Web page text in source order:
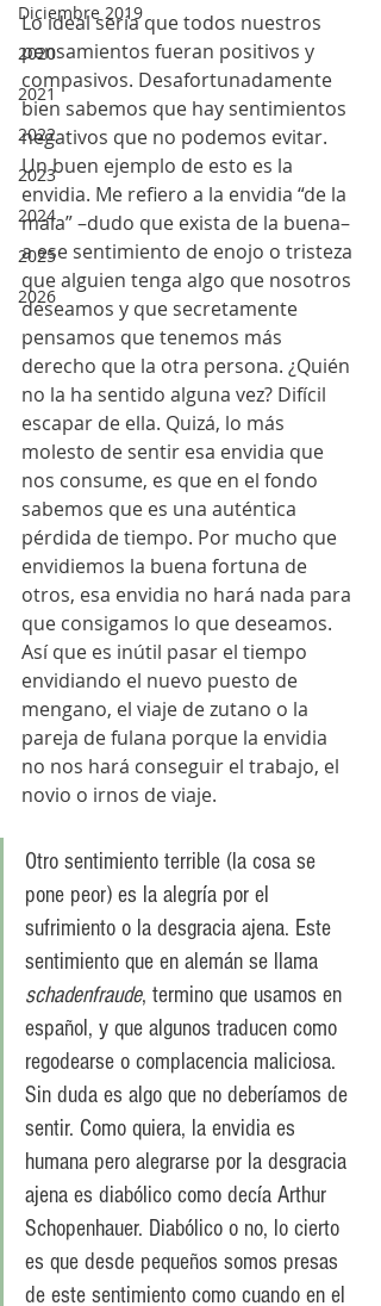
Diciembre 2019
2020
2021
2022
2023
2024
2025
2026
Lo ideal sería que todos nuestros
pensamientos fueran positivos y
compasivos. Desafortunadamente
bien sabemos que hay sentimientos
negativos que no podemos evitar.
Un buen ejemplo de esto es la
envidia. Me refiero a la envidia “de la
mala” –dudo que exista de la buena–
a ese sentimiento de enojo o tristeza
que alguien tenga algo que nosotros
deseamos y que secretamente
pensamos que tenemos más
derecho que la otra persona. ¿Quién
no la ha sentido alguna vez? Difícil
escapar de ella. Quizá, lo más
molesto de sentir esa envidia que
nos consume, es que en el fondo
sabemos que es una auténtica
pérdida de tiempo. Por mucho que
envidiemos la buena fortuna de
otros, esa envidia no hará nada para
que consigamos lo que deseamos.
Así que es inútil pasar el tiempo
envidiando el nuevo puesto de
mengano, el viaje de zutano o la
pareja de fulana porque la envidia
no nos hará conseguir el trabajo, el
novio o irnos de viaje.
Otro sentimiento terrible (la cosa se
pone peor) es la alegría por el
sufrimiento o la desgracia ajena. Este
sentimiento que en alemán se llama
schadenfraude, termino que usamos en
español, y que algunos traducen como
regodearse o complacencia maliciosa.
Sin duda es algo que no deberíamos de
sentir. Como quiera, la envidia es
humana pero alegrarse por la desgracia
ajena es diabólico como decía Arthur
Schopenhauer. Diabólico o no, lo cierto
es que desde pequeños somos presas
de este sentimiento como cuando en el